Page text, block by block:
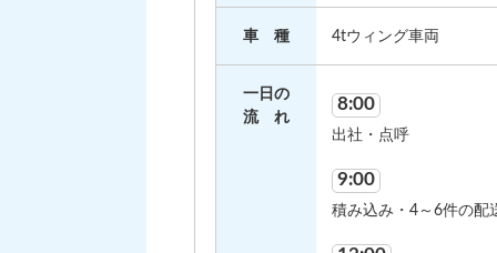
車 種 4tウィング車両
一日の
流 れ
8:00
出社・点呼
9:00
積み込み・4～6件の配